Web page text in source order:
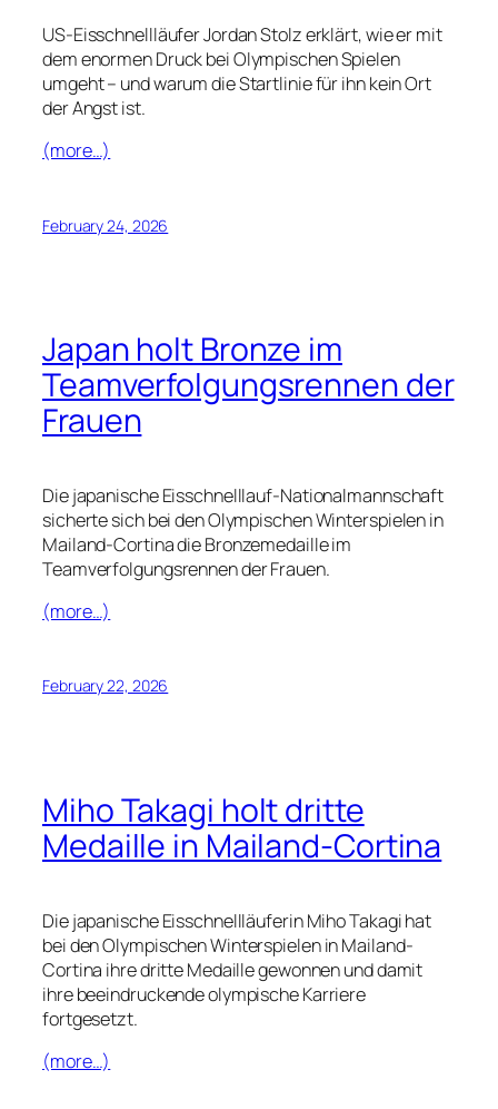
US-Eisschnellläufer Jordan Stolz erklärt, wie er mit
dem enormen Druck bei Olympischen Spielen
umgeht – und warum die Startlinie für ihn kein Ort
der Angst ist.
(more…)
February 24, 2026
Japan holt Bronze im
Teamverfolgungsrennen der
Frauen
Die japanische Eisschnelllauf-Nationalmannschaft
sicherte sich bei den Olympischen Winterspielen in
Mailand-Cortina die Bronzemedaille im
Teamverfolgungsrennen der Frauen.
(more…)
February 22, 2026
Miho Takagi holt dritte
Medaille in Mailand-Cortina
Die japanische Eisschnellläuferin Miho Takagi hat
bei den Olympischen Winterspielen in Mailand-
Cortina ihre dritte Medaille gewonnen und damit
ihre beeindruckende olympische Karriere
fortgesetzt.
(more…)